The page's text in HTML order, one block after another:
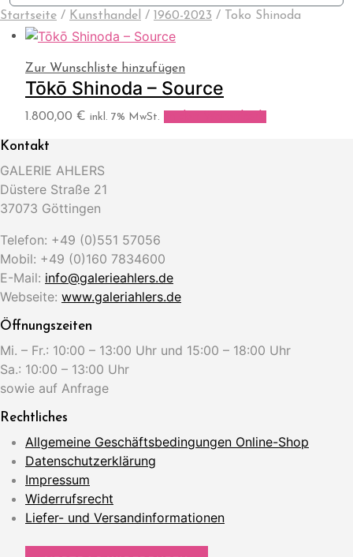
Startseite / Kunsthandel / 1960-2023 / Toko Shinoda
Zur Wunschliste hinzufügen
Tōkō Shinoda – Source
1.800,00 € inkl. 7% MwSt.
Kontakt
GALERIE AHLERS
Düstere Straße 21
37073 Göttingen
Telefon: +49 (0)551 57056
Mobil: +49 (0)160 7834600
E-Mail: info@galerieahlers.de
Webseite: www.galeriahlers.de
Öffnungszeiten
Mi. – Fr.: 10:00 – 13:00 Uhr und 15:00 – 18:00 Uhr
Sa.: 10:00 – 13:00 Uhr
sowie auf Anfrage
Rechtliches
Allgemeine Geschäftsbedingungen Online-Shop
Datenschutzerklärung
Impressum
Widerrufsrecht
Liefer- und Versandinformationen